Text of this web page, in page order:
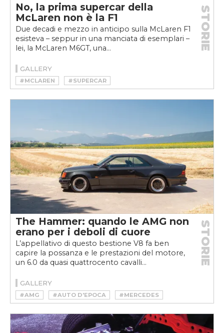
No, la prima supercar della
McLaren non è la F1
Due decadi e mezzo in anticipo sulla McLaren F1
esisteva – seppur in una manciata di esemplari –
lei, la McLaren M6GT, una...
STORIE
GALLERY
#MCLAREN #SUPERCAR
The Hammer: quando le AMG non
erano per i deboli di cuore
L’appellativo di questo bestione V8 fa ben
capire la possanza e le prestazioni del motore,
un 6.0 da quasi quattrocento cavalli...
STORIE
GALLERY
#AMG #AUTO D'EPOCA
#MERCEDES
#YOUNGTIMER